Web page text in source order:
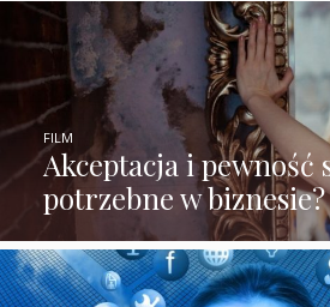
Akceptacja i pewność
potrzebne w biznesie?
FILM